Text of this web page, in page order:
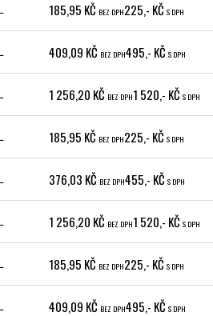
185,95 KČ BEZ DPH225,- KČS DPH
409,09 KČ BEZ DPH495,- KČS DPH
1 256,20 KČ BEZ DPH1 520,- KČS DPH
185,95 KČ BEZ DPH225,- KČS DPH
376,03 KČ BEZ DPH455,- KČS DPH
1 256,20 KČ BEZ DPH1 520,- KČS DPH
185,95 KČ BEZ DPH225,- KČS DPH
409,09 KČ BEZ DPH495,- KČS DPH